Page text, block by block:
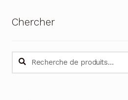
Chercher
Recherche
pour :
Recherche